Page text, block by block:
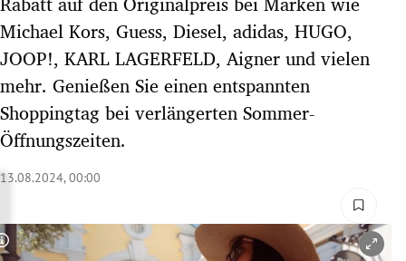
Untermenü
Untermenü
Untermenü
Untermenü
Untermenü
Michael Kors, Guess, Diesel, adidas, HUGO,
JOOP!, KARL LAGERFELD, Aigner und vielen
mehr. Genießen Sie einen entspannten
Shoppingtag bei verlängerten Sommer-
Öffnungszeiten.
13.08.2024, 00:00
Copyright-Hinweis öffnen/schließen